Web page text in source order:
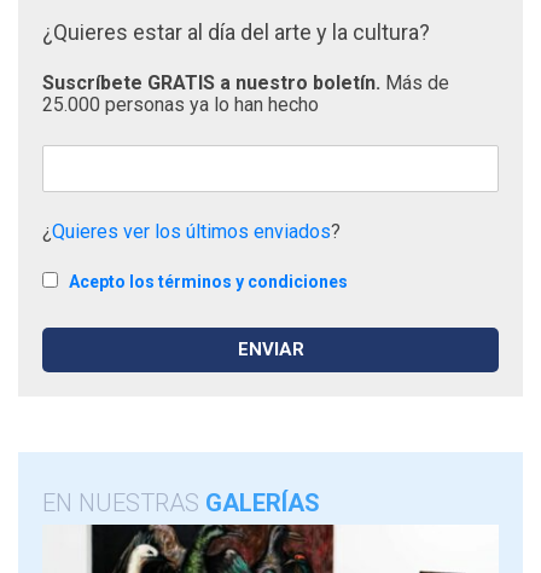
¿Quieres estar al día del arte y la cultura?
Suscríbete GRATIS a nuestro boletín. Más de
25.000 personas ya lo han hecho
¿Quieres ver los últimos enviados?
Acepto los términos y condiciones
EN NUESTRAS GALERÍAS